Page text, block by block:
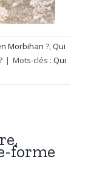
Morbihan ?,Qui
| Mots-clés : Qui
forme